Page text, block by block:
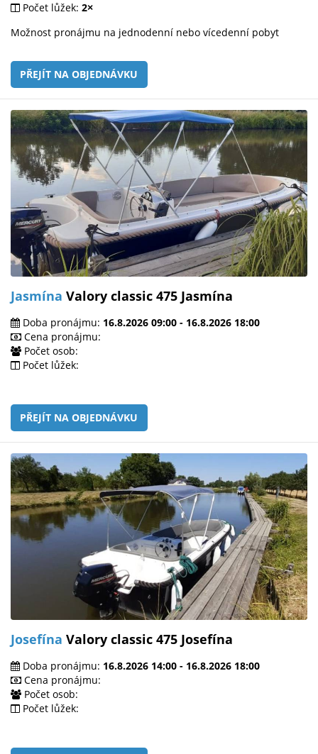
Počet lůžek: 2×
Možnost pronájmu na jednodenní nebo vícedenní pobyt
PŘEJÍT NA OBJEDNÁVKU
Jasmína Valory classic 475 Jasmína
Doba pronájmu: 16.8.2026 09:00 - 16.8.2026 18:00
Cena pronájmu:
Počet osob:
Počet lůžek:
PŘEJÍT NA OBJEDNÁVKU
Josefína Valory classic 475 Josefína
Doba pronájmu: 16.8.2026 14:00 - 16.8.2026 18:00
Cena pronájmu:
Počet osob:
Počet lůžek: